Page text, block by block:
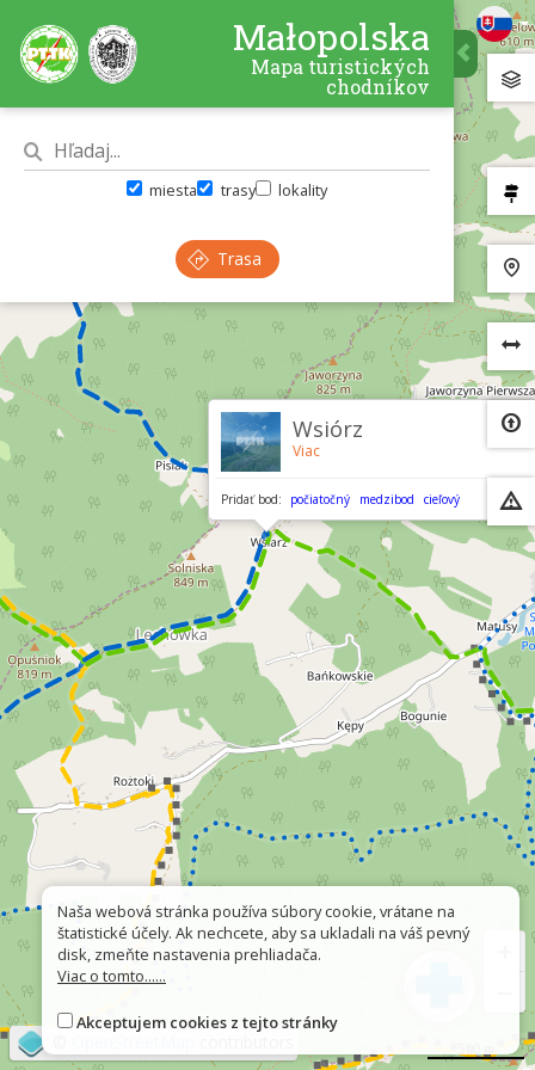
Wsiórz
Viac
Pridať bod: počiatočný medzibod cieľový
Małopolska
Mapa turistických
chodníkov
miesta trasy lokality
Trasa
Naša webová stránka používa súbory cookie, vrátane na
štatistické účely. Ak nechcete, aby sa ukladali na váš pevný
disk, zmeňte nastavenia prehliadača.
Viac o tomto......
Akceptujem cookies z tejto stránky